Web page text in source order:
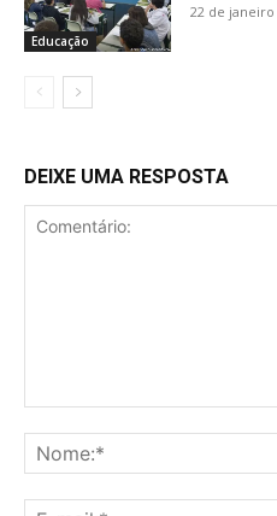
Educação
22 de janeiro
DEIXE UMA RESPOSTA